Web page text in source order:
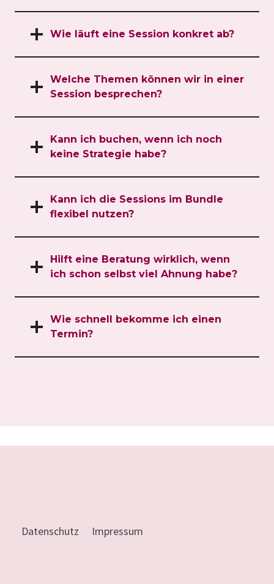
Wie läuft eine Session konkret ab?
Welche Themen können wir in einer
Session besprechen?
Kann ich buchen, wenn ich noch
keine Strategie habe?
Kann ich die Sessions im Bundle
flexibel nutzen?
Hilft eine Beratung wirklich, wenn
ich schon selbst viel Ahnung habe?
Wie schnell bekomme ich einen
Termin?
Datenschutz Impressum